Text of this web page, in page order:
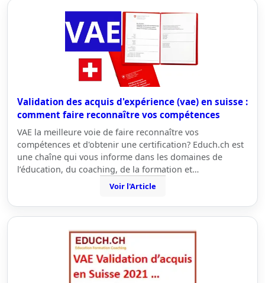
Validation des acquis d'expérience (vae) en suisse :
comment faire reconnaître vos compétences
VAE la meilleure voie de faire reconnaître vos
compétences et d'obtenir une certification? Educh.ch est
une chaîne qui vous informe dans les domaines de
l’éducation, du coaching, de la formation et…
Voir l'Article